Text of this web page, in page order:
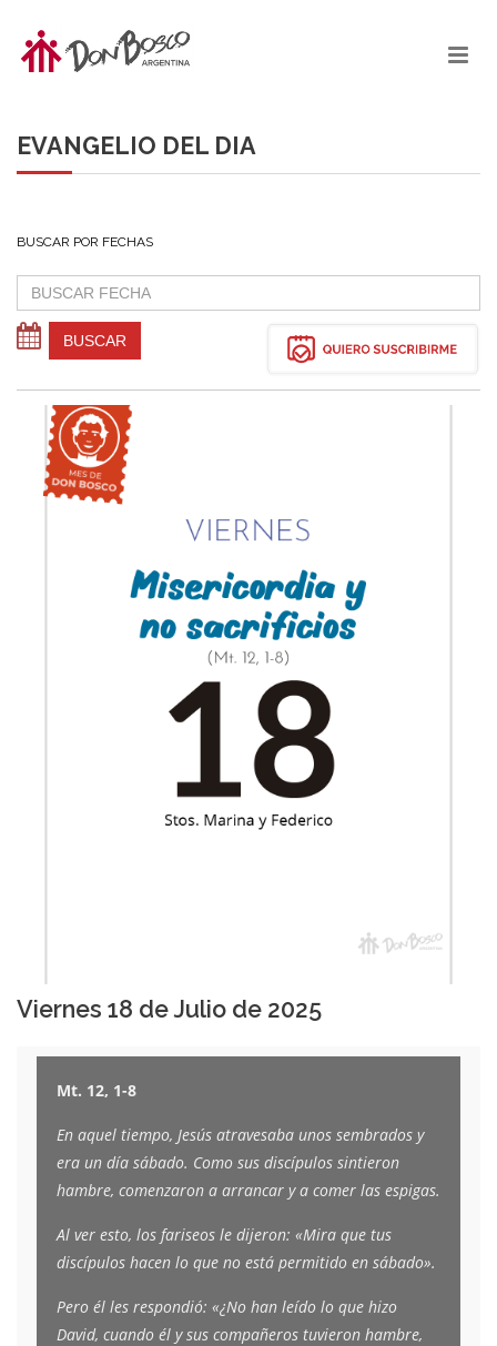
EVANGELIO DEL DIA
BUSCAR POR FECHAS
BUSCAR
Viernes 18 de Julio de 2025
Mt. 12, 1-8
En aquel tiempo, Jesús atravesaba unos sembrados y
era un día sábado. Como sus discípulos sintieron
hambre, comenzaron a arrancar y a comer las espigas.
Al ver esto, los fariseos le dijeron: «Mira que tus
discípulos hacen lo que no está permitido en sábado».
Pero él les respondió: «¿No han leído lo que hizo
David, cuando él y sus compañeros tuvieron hambre,